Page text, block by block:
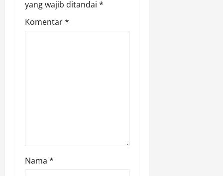
i
yang wajib ditandai *
Komentar*
Nama *